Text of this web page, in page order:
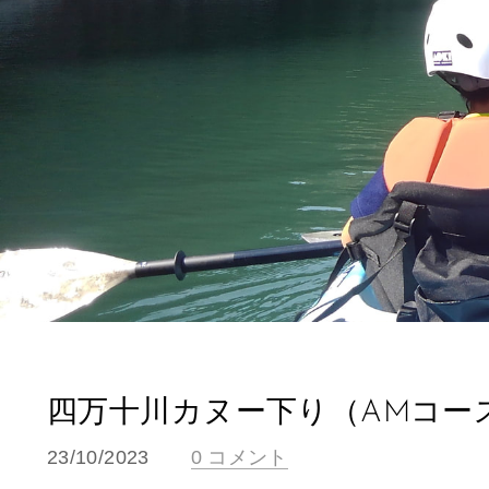
四万十川カヌー下り（AMコー
23/10/2023 0 コメント